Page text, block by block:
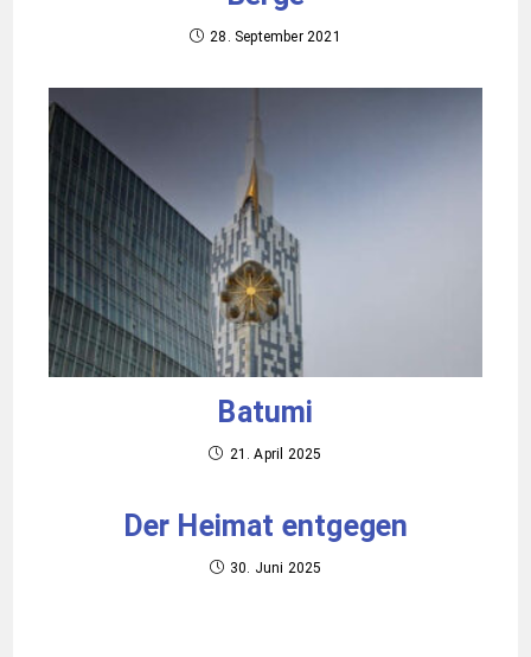
28. September 2021
Batumi
21. April 2025
Der Heimat entgegen
30. Juni 2025